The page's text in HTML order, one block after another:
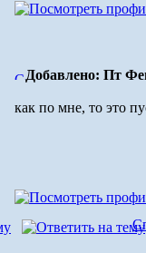
Добавлено: Пт
как по мне, то это